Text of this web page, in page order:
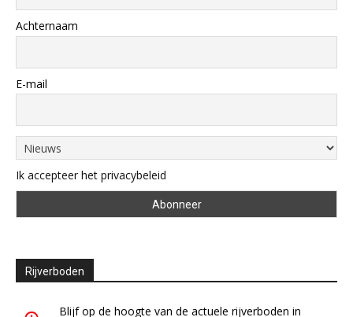
Achternaam
E-mail
Ik accepteer het privacybeleid
Rijverboden
Blijf op de hoogte van de actuele rijverboden in